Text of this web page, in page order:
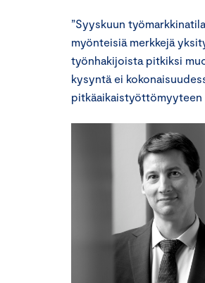
”Syyskuun
myönteisiä merkkejä
työnhakijoista pitkiksi
kysyntä ei
pitkäaikaistyöttömyyteen